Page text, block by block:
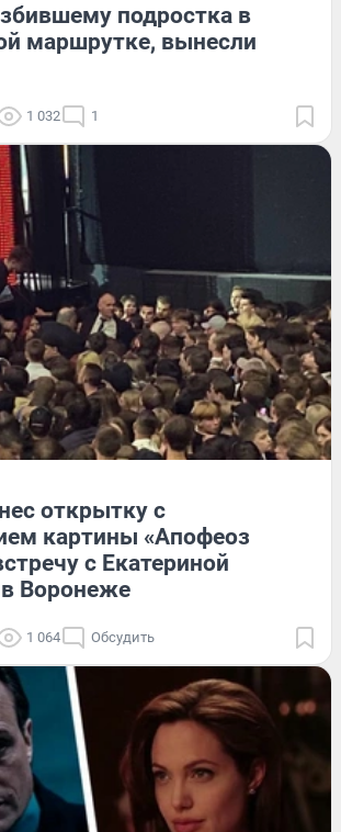
подростка в
маршрутке, вынесли
1 032 1
открытку с
картины «Апофеоз
с Екатериной
Воронеже
1 064 Обсудить